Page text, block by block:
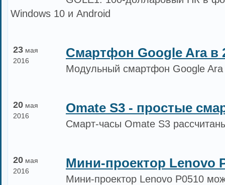
Windows 10 и Android
23 мая
2016
Смартфон Google Ara в
Модульный смартфон Google
20 мая
2016
Omate S3 - простые
Смарт-часы Omate S3
20 мая
2016
Мини-проектор Lenovo
Мини-проектор Lenovo P0510